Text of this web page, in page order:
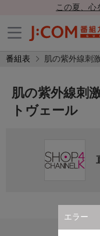
この夏、心
番組表 肌の紫外線刺
エラー
肌の紫外線刺
トヴェール